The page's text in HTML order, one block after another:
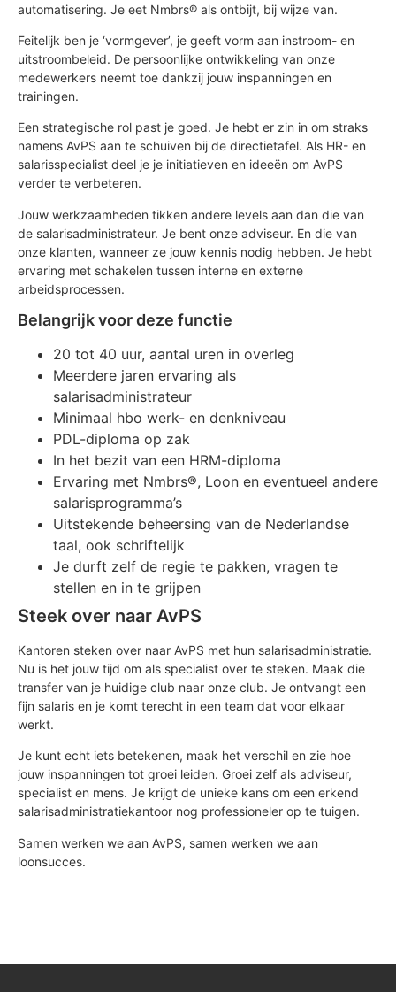
automatisering. Je eet Nmbrs® als ontbijt, bij wijze van.
Feitelijk ben je ‘vormgever’, je geeft vorm aan instroom- en
uitstroombeleid. De persoonlijke ontwikkeling van onze
medewerkers neemt toe dankzij jouw inspanningen en
trainingen.
Een strategische rol past je goed. Je hebt er zin in om straks
namens AvPS aan te schuiven bij de directietafel. Als HR- en
salarisspecialist deel je je initiatieven en ideeën om AvPS
verder te verbeteren.
Jouw werkzaamheden tikken andere levels aan dan die van
de salarisadministrateur. Je bent onze adviseur. En die van
onze klanten, wanneer ze jouw kennis nodig hebben. Je hebt
ervaring met schakelen tussen interne en externe
arbeidsprocessen.
Belangrijk voor deze functie
20 tot 40 uur, aantal uren in overleg
Meerdere jaren ervaring als
salarisadministrateur
Minimaal hbo werk- en denkniveau
PDL-diploma op zak
In het bezit van een HRM-diploma
Ervaring met Nmbrs®, Loon en eventueel andere
salarisprogramma’s
Uitstekende beheersing van de Nederlandse
taal, ook schriftelijk
Je durft zelf de regie te pakken, vragen te
stellen en in te grijpen
Steek over naar AvPS
Kantoren steken over naar AvPS met hun salarisadministratie.
Nu is het jouw tijd om als specialist over te steken. Maak die
transfer van je huidige club naar onze club. Je ontvangt een
fijn salaris en je komt terecht in een team dat voor elkaar
werkt.
Je kunt echt iets betekenen, maak het verschil en zie hoe
jouw inspanningen tot groei leiden. Groei zelf als adviseur,
specialist en mens. Je krijgt de unieke kans om een erkend
salarisadministratiekantoor nog professioneler op te tuigen.
Samen werken we aan AvPS, samen werken we aan
loonsucces.